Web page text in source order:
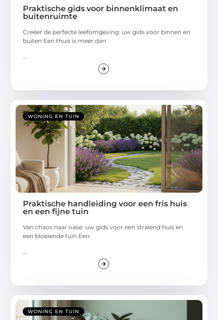
Praktische gids voor binnenklimaat en
buitenruimte
Creëer de perfecte leefomgeving: uw gids voor binnen en
buiten Een thuis is meer dan
...
WONING EN TUIN
Praktische handleiding voor een fris huis
en een fijne tuin
Van chaos naar oase: uw gids voor een stralend huis en
een bloeiende tuin Een
...
WONING EN TUIN